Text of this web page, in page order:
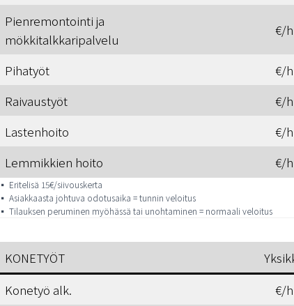
Pienremontointi ja
mökkitalkkaripalvelu
€/h
Pihatyöt €/h
Raivaustyöt
€/h
Lastenhoito
€/h
Lemmikkien hoito
€/h
▪️ Eritelisä 15€/siivouskerta
▪️ Asiakkaasta johtuva odotusaika = tunnin veloitus
▪️ Tilauksen peruminen myöhässä tai unohtaminen = normaali veloitus
KONETYÖT
Konetyö alk.
€/h